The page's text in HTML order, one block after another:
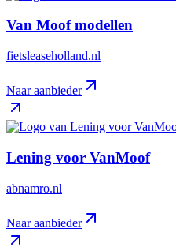
Van Moof modellen
fietsleaseholland.nl
Naar aanbieder
Lening voor VanMoof
abnamro.nl
Naar aanbieder